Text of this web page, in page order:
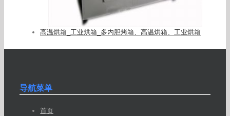
高温烘箱_工业烘箱_多内胆烤箱、高温烘箱、工业烘箱
导航菜单
首页